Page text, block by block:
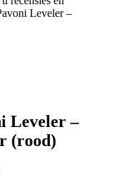
Leveler –
Leveler –
(rood)